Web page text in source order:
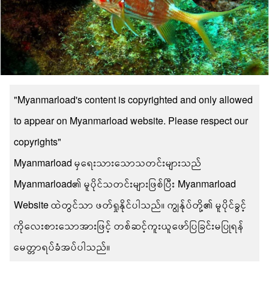
"Myanmarload's content is copyrighted and only allowed
to appear on Myanmarload website. Please respect our
copyrights"
Myanmarload မှရေးသားသောသတင်းများသည်
Myanmarload၏ မူပိုင်သတင်းများဖြစ်ပြီး Myanmarload
Website ထဲတွင်သာ ဖတ်ရှုနိုင်ပါသည်။ ကျွန်ုပ်တို့၏ မူပိုင်ခွင့်
ကိုလေးစားသောအားဖြင့် တစ်ဆင့်ကူးယူဖော်ပြခြင်းမပြုရန်
မေတ္တာရပ်ခံအပ်ပါသည်။